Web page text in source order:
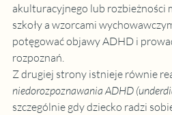
akulturacyjnego lub rozbieżności
szkoły a wzorcami
potęgować objawy ADHD i
rozpoznań.
Z drugiej strony istnieje równie
niedorozpoznawania ADHD
szczególnie gdy dziecko radzi